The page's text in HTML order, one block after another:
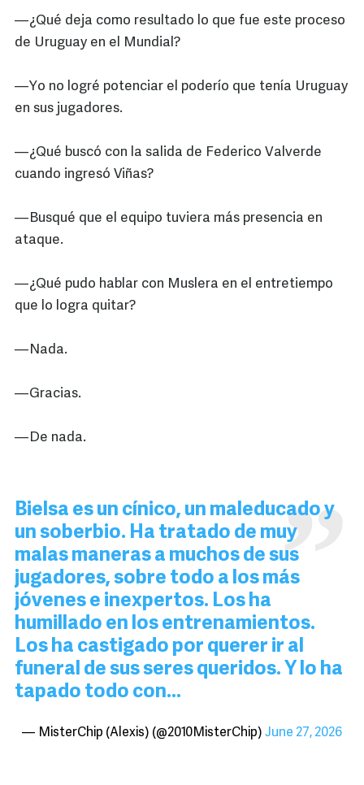
—¿Qué deja como resultado lo que fue este proceso
de Uruguay en el Mundial?
—Yo no logré potenciar el poderío que tenía Uruguay
en sus jugadores.
—¿Qué buscó con la salida de Federico Valverde
cuando ingresó Viñas?
—Busqué que el equipo tuviera más presencia en
ataque.
—¿Qué pudo hablar con Muslera en el entretiempo
que lo logra quitar?
—Nada.
—Gracias.
—De nada.
Bielsa es un cínico, un maleducado y
un soberbio. Ha tratado de muy
malas maneras a muchos de sus
jugadores, sobre todo a los más
jóvenes e inexpertos. Los ha
humillado en los entrenamientos.
Los ha castigado por querer ir al
funeral de sus seres queridos. Y lo ha
tapado todo con…
— MisterChip (Alexis) (@2010MisterChip) June 27, 2026